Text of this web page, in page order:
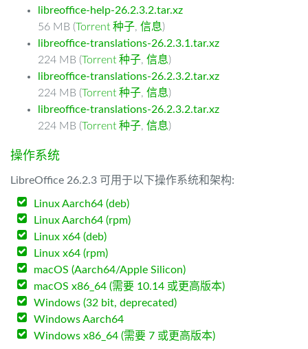
libreoffice-help-26.2.3.2.tar.xz
56 MB (Torrent 种子, 信息)
libreoffice-translations-26.2.3.1.tar.xz
224 MB (Torrent 种子, 信息)
libreoffice-translations-26.2.3.2.tar.xz
224 MB (Torrent 种子, 信息)
libreoffice-translations-26.2.3.2.tar.xz
224 MB (Torrent 种子, 信息)
操作系统
LibreOffice 26.2.3 可用于以下操作系统和架构:
Linux Aarch64 (deb)
Linux Aarch64 (rpm)
Linux x64 (deb)
Linux x64 (rpm)
macOS (Aarch64/Apple Silicon)
macOS x86_64 (需要 10.14 或更高版本)
Windows (32 bit, deprecated)
Windows Aarch64
Windows x86_64 (需要 7 或更高版本)